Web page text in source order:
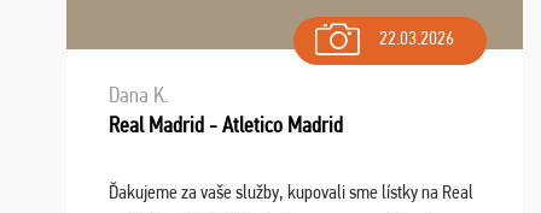
22.03.2026
Dana K.
Real Madrid - Atletico Madrid
Ďakujeme za vaše služby, kupovali sme lístky na Real